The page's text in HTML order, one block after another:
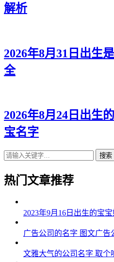
38、娴听、紫菲、蕾姗、旻易、
40、秋薇、妮兰、梦绿、瑾海
41、晴知、欣馨、泉虹、宜辰、
43、晴嫣、兮俪、灵菲、翰烁
44、洛虞、黛絮、笑朵、海海、
45、云梦、敏缦、婷旋、伦颜、
48、澜瑶、瑶媛、旋晴、译宗
49、雅琼、滢欣、娇歆、远浩
50、姝洛、灵晴、影兰、宇彦
解析
2026年8月31日出生
全
2026年8月24日出生
宝名字
搜索
热门文章推荐
2023年9月16日出生的宝
广告公司的名字 图文广告
文雅大气的公司名字 取个